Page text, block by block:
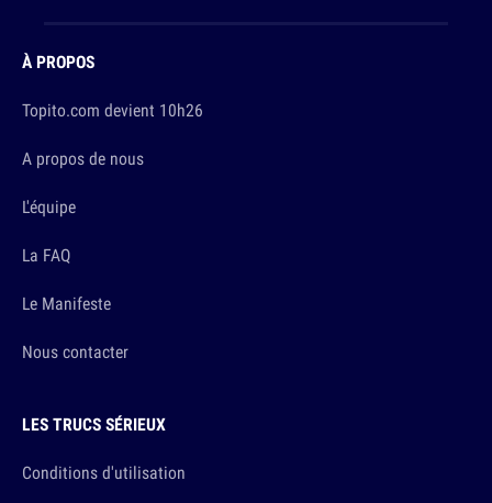
À PROPOS
Topito.com devient 10h26
A propos de nous
L'équipe
La FAQ
Le Manifeste
Nous contacter
LES TRUCS SÉRIEUX
Conditions d'utilisation